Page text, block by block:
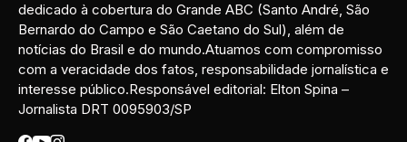
dedicado à cobertura do Grande ABC (Santo André, São
Bernardo do Campo e São Caetano do Sul), além de
notícias do Brasil e do mundo.Atuamos com compromisso
com a veracidade dos fatos, responsabilidade jornalística e
interesse público.Responsável editorial: Elton Spina –
Jornalista DRT 0095903/SP